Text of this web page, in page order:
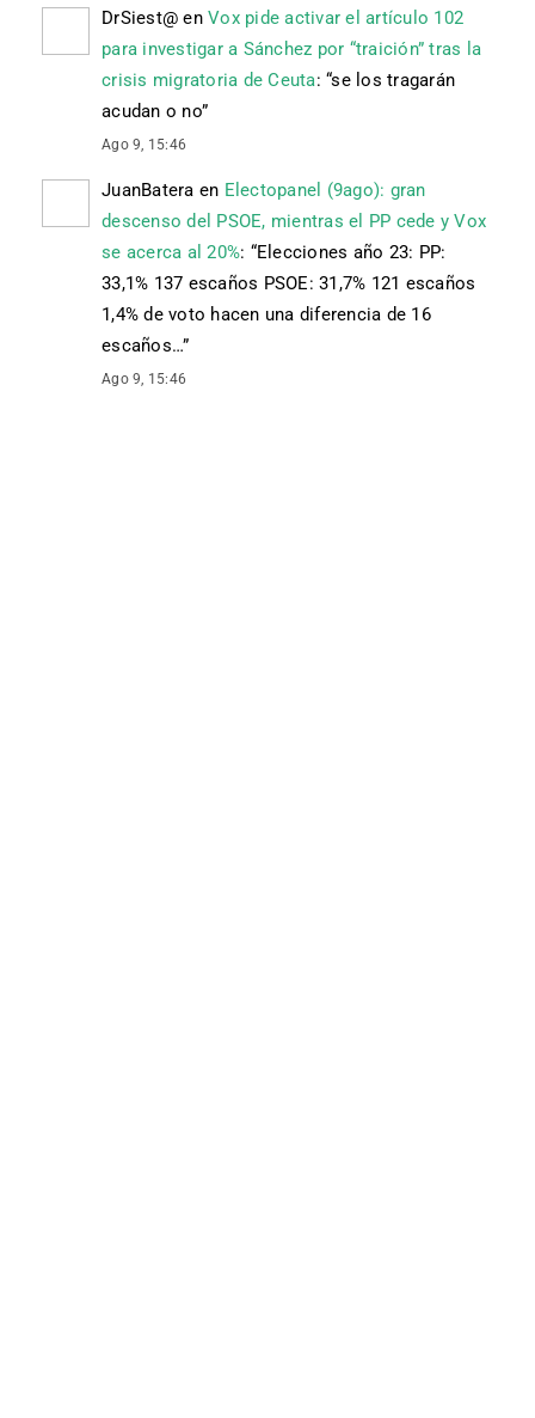
DrSiest@ en Vox pide activar el artículo 102
para investigar a Sánchez por “traición” tras la
crisis migratoria de Ceuta: “se los tragarán
acudan o no”
Ago 9, 15:46
JuanBatera en Electopanel (9ago): gran
descenso del PSOE, mientras el PP cede y Vox
se acerca al 20%: “Elecciones año 23: PP:
33,1% 137 escaños PSOE: 31,7% 121 escaños
1,4% de voto hacen una diferencia de 16
escaños…”
Ago 9, 15:46